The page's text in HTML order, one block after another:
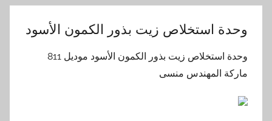
وحدة استخلاص زيت بذور الكمون الأسود
وحدة استخلاص زيت بذور الكمون الأسود موديل 811
ماركة المهندس منسى